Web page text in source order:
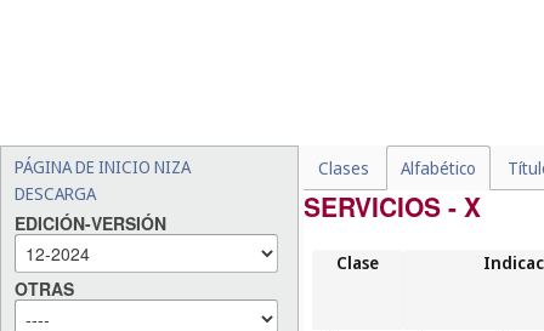
PÁGINA DE INICIO NIZA
DESCARGA
EDICIÓN-VERSIÓN
OTRAS
Clases Alfabético
SERVICIOS - X
Clase